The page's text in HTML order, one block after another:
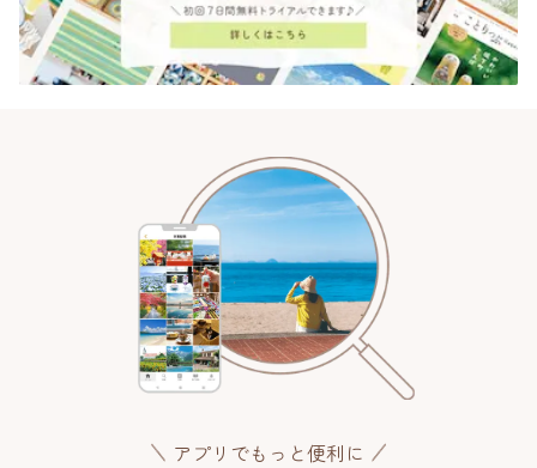
アプリでもっと便利に